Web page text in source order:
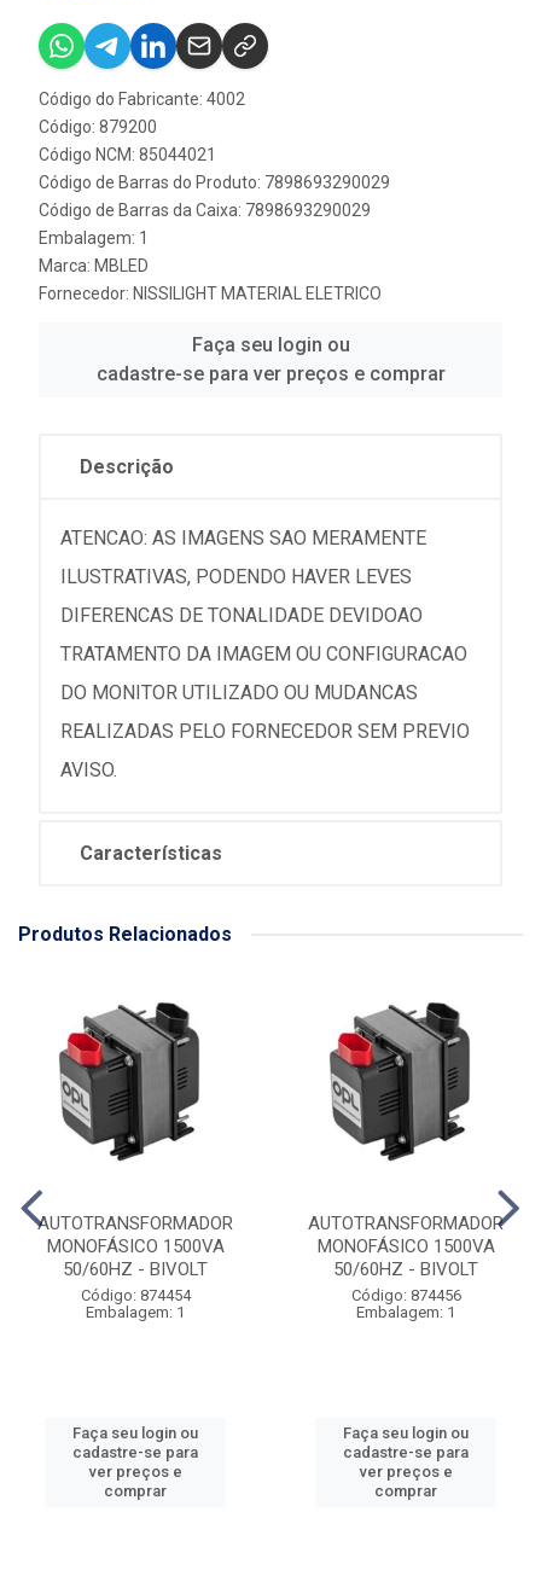
Código do Fabricante: 4002
Código: 879200
Código NCM: 85044021
Código de Barras do Produto: 7898693290029
Código de Barras da Caixa: 7898693290029
Embalagem: 1
Marca: MBLED
Fornecedor: NISSILIGHT MATERIAL ELETRICO
Faça seu login ou
cadastre-se para ver preços e comprar
Descrição
ATENCAO: AS IMAGENS SAO MERAMENTE
ILUSTRATIVAS, PODENDO HAVER LEVES
DIFERENCAS DE TONALIDADE DEVIDOAO
TRATAMENTO DA IMAGEM OU CONFIGURACAO
DO MONITOR UTILIZADO OU MUDANCAS
REALIZADAS PELO FORNECEDOR SEM PREVIO
AVISO.
Características
Produtos Relacionados
AUTOTRANSFORMADOR
MONOFÁSICO 1500VA
50/60HZ - BIVOLT
Código: 874454
Embalagem: 1
Faça seu login ou
cadastre-se para
ver preços e
comprar
AUTOTRANSFORMADOR
MONOFÁSICO 1500VA
50/60HZ - BIVOLT
Código: 874456
Embalagem: 1
Faça seu login ou
cadastre-se para
ver preços e
comprar